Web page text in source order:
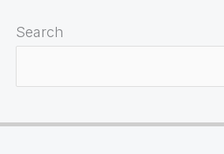
Search